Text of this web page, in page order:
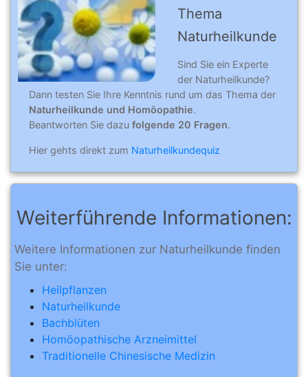
Thema
Naturheilkunde
Sind Sie ein Experte
der Naturheilkunde?
Dann testen Sie Ihre Kenntnis rund um das Thema der
Naturheilkunde und Homöopathie.
Beantworten Sie dazu folgende 20 Fragen.
Hier gehts direkt zum Naturheilkundequiz
Weiterführende Informationen:
Weitere Informationen zur Naturheilkunde finden
Sie unter:
Heilpflanzen
Naturheilkunde
Bachblüten
Homöopathische Arzneimittel
Traditionelle Chinesische Medizin